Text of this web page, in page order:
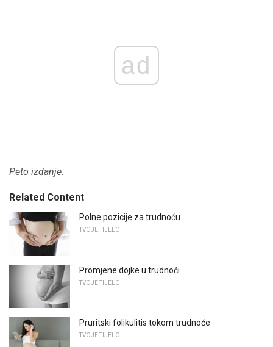
ad
Peto izdanje.
Related Content
Polne pozicije za trudnoću
TVOJE TIJELO
Promjene dojke u trudnoći
TVOJE TIJELO
Pruritski folikulitis tokom trudnoće
TVOJE TIJELO